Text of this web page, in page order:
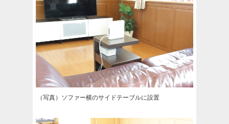
（写真）ソファー横のサイドテーブルに設置